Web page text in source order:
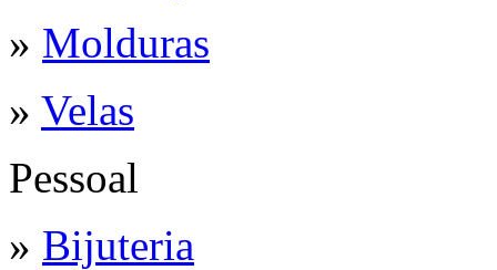
» Molduras
» Velas
Pessoal
» Bijuteria